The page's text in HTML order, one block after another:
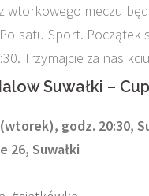
wtorkowego meczu
Sport. Początek
Trzymajcie za nas
Suwałki –
godz. 20:30,
26, Suwałki